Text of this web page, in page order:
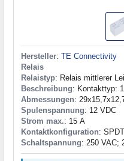
Hersteller: TE Connectivity
Relais
Relaistyp: Relais mittlerer
Beschreibung: Kontakttyp:
Abmessungen:
Spulenspannung: 12 VDC
Strom max.: 15 А
Kontaktkonfiguration:
Schaltspannung: 250 VAC;